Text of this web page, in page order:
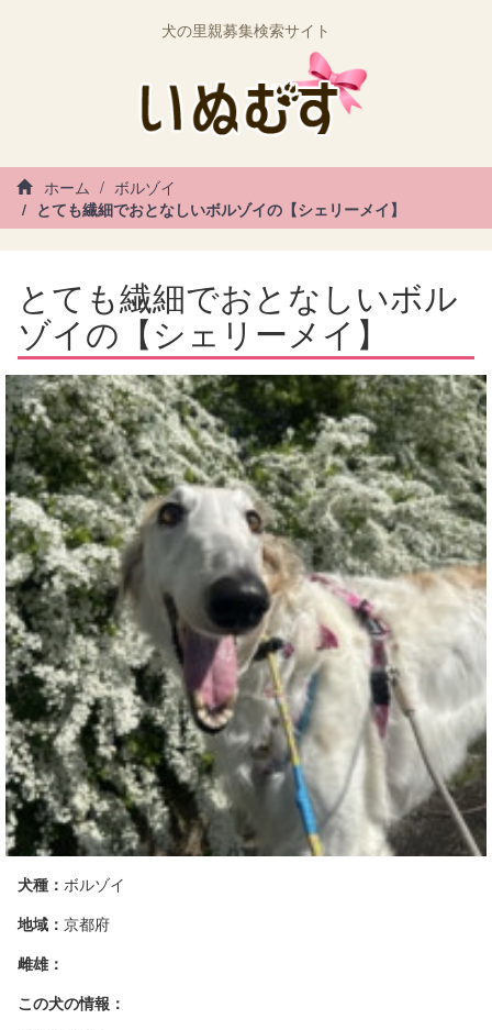
犬の里親募集検索サイト
ホーム
ボルゾイ
とても繊細でおとなしいボルゾイの【シェリーメイ】
とても繊細でおとなしいボル
ゾイの【シェリーメイ】
犬種：ボルゾイ
地域：京都府
雌雄：
この犬の情報：